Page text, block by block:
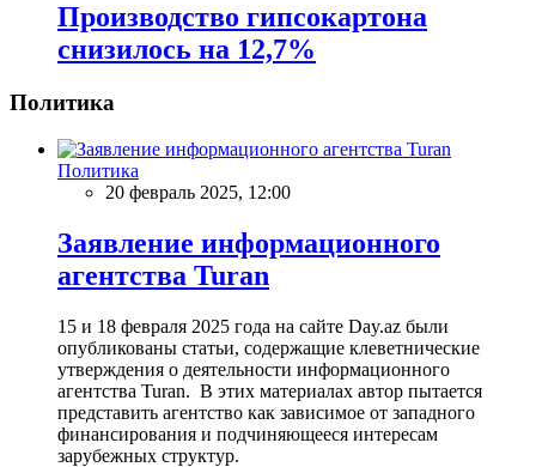
Производство гипсокартона
снизилось на 12,7%
Политика
Политика
20 февраль 2025, 12:00
Заявление информационного
агентства Turan
15 и 18 февраля 2025 года на сайте Day.az были
опубликованы статьи, содержащие клеветнические
утверждения о деятельности информационного
агентства Turan. В этих материалах автор пытается
представить агентство как зависимое от западного
финансирования и подчиняющееся интересам
зарубежных структур.